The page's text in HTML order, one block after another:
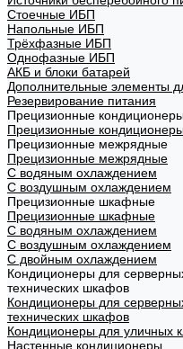
Стоечные ИБП
Напольные ИБП
Трёхфазные ИБП
Однофазные ИБП
АКБ и блоки батарей
Дополнительные элементы
Резервирование питания
Прецизионные
Прецизионные
Прецизионные межрядные
Прецизионные межрядные
С водяным охлаждением
С воздушным охлаждением
Прецизионные шкафные
Прецизионные шкафные
С водяным охлаждением
С воздушным охлаждением
С двойным охлаждением
Кондиционеры для
технических шкафов
Кондиционеры для
технических шкафов
Кондиционеры для уличных
Настенные кондиционеры